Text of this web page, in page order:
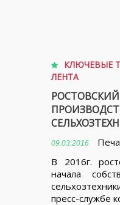
КЛЮЧЕВЫЕ
ЛЕНТА
09.03.2016
В 2016г.
начала
пресс-службе